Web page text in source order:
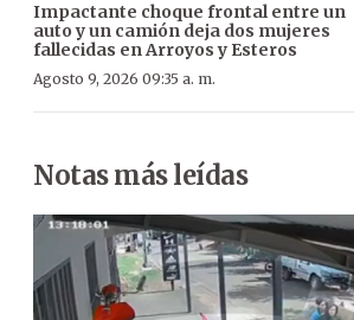
Impactante choque frontal entre un
auto y un camión deja dos mujeres
fallecidas en Arroyos y Esteros
Agosto 9, 2026 09:35 a. m.
Notas más leídas